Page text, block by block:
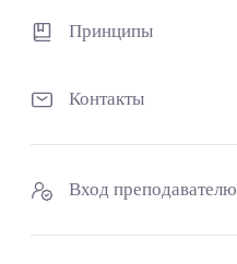
Принципы
Контакты
Вход преподавателю